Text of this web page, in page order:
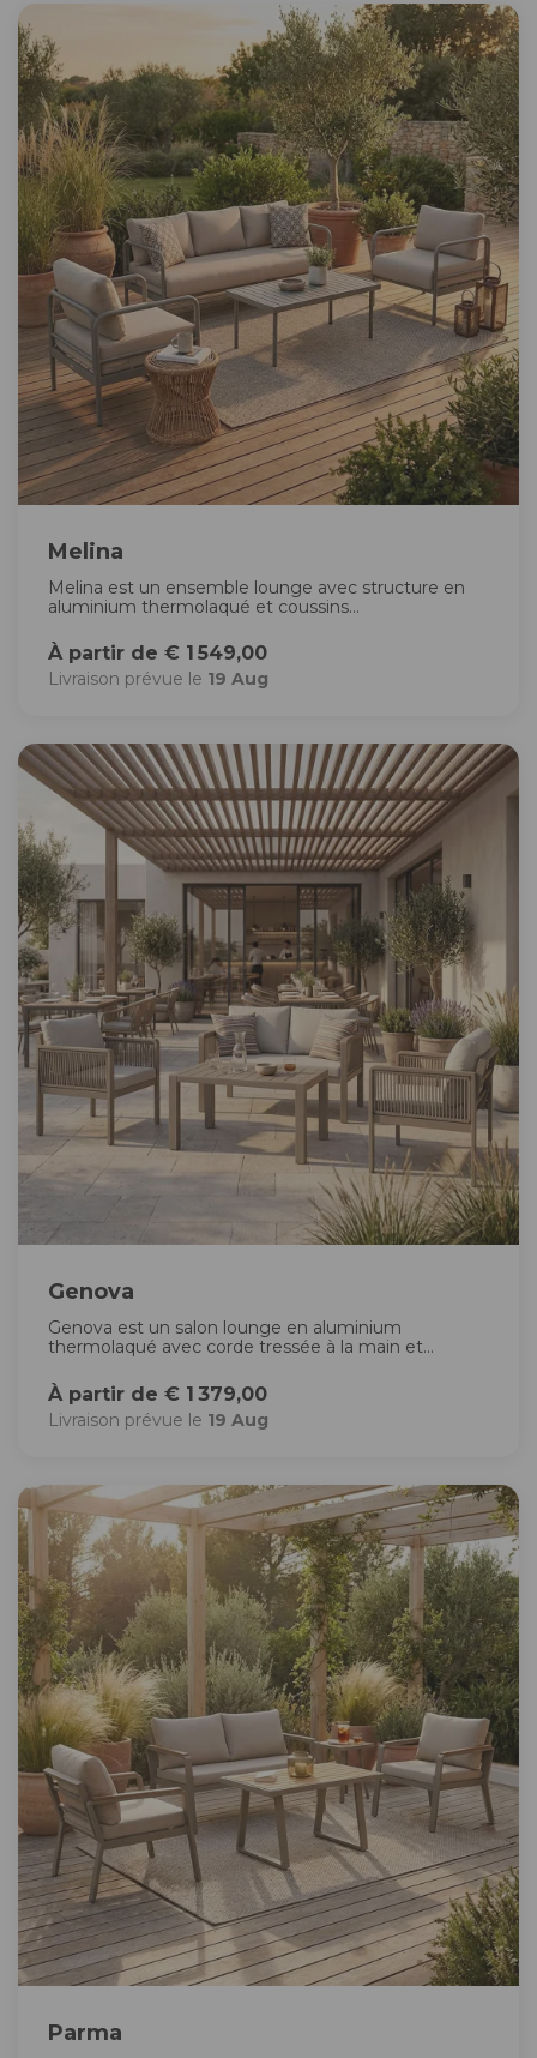
Melina
Melina est un ensemble lounge avec structure en
aluminium thermolaqué et coussins...
À partir de € 1 549,00
Livraison prévue le 19 Aug
Genova
Genova est un salon lounge en aluminium
thermolaqué avec corde tressée à la main et...
À partir de € 1 379,00
Livraison prévue le 19 Aug
Parma